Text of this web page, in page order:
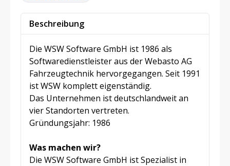
Beschreibung
Die WSW Software GmbH ist 1986 als
Softwaredienstleister aus der Webasto AG
Fahrzeugtechnik hervorgegangen. Seit 1991
ist WSW komplett eigenständig.
Das Unternehmen ist deutschlandweit an
vier Standorten vertreten.
Gründungsjahr: 1986
Was machen wir?
Die WSW Software GmbH ist Spezialist in